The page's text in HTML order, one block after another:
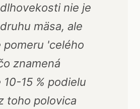
nie je
mäsa, ale
pomeru 'celého
znamená
10-15 % podielu
toho polovica